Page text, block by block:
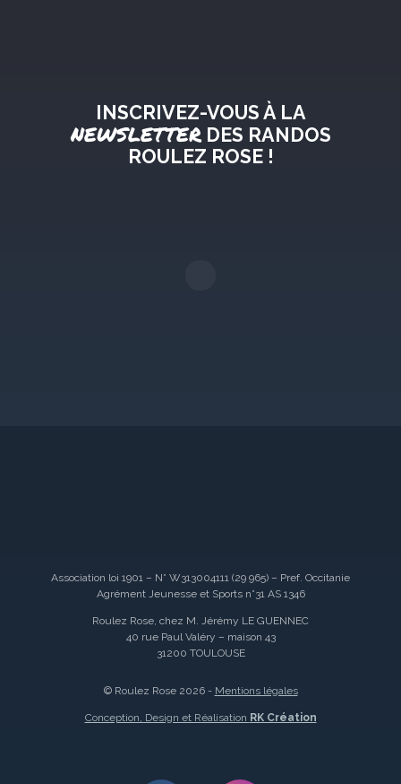
INSCRIVEZ-VOUS À LA
NEWSLETTERDES RANDOS
ROULEZ ROSE !
Association loi 1901 – N° W313004111 (29 965) – Pref. Occitanie
Agrément Jeunesse et Sports n°31 AS 1346
Roulez Rose, chez M. Jérémy LE GUENNEC
40 rue Paul Valéry – maison 43
31200 TOULOUSE
© Roulez Rose 2026 - Mentions légales
Conception, Design et Réalisation RK Création